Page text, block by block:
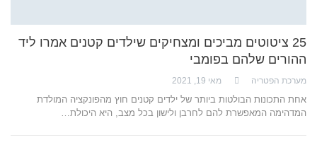
25 ציטוטים מביכים ומצחיקים שילדים קטנים אמרו ליד
ההורים שלהם בפומבי
מערכת הפטריה מאי 19, 2021
אחת התכונות הבולטות ביותר של ילדים קטנים חוץ מהפונקציה המולדת
המדהימה המאפשרת להם לחרבן ולישון בכל מצב, היא היכולת…